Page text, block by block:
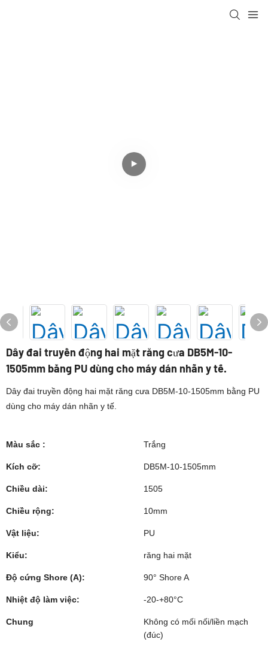
Dây đai truyền động hai mặt răng cưa DB5M-10-
1505mm bằng PU dùng cho máy dán nhãn y tế.
Dây đai truyền động hai mặt răng cưa DB5M-10-1505mm bằng PU
dùng cho máy dán nhãn y tế.
Màu sắc : Trắng
Kích cỡ: DB5M-10-1505mm
Chiều dài: 1505
Chiều rộng: 10mm
Vật liệu: PU
Kiểu: răng hai mặt
Độ cứng Shore (A): 90° Shore A
Nhiệt độ làm việc: -20-+80°C
Chung
Không có mối nối/liền mạch
(đúc)